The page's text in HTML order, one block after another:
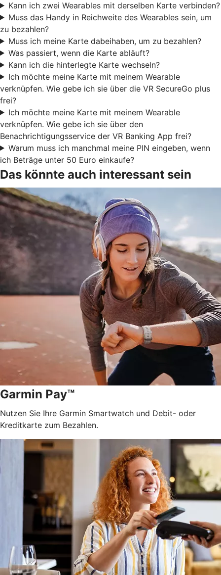
Kann ich zwei Wearables mit derselben Karte verbinden?
Muss das Handy in Reichweite des Wearables sein, um
zu bezahlen?
Muss ich meine Karte dabeihaben, um zu bezahlen?
Was passiert, wenn die Karte abläuft?
Kann ich die hinterlegte Karte wechseln?
Ich möchte meine Karte mit meinem Wearable
verknüpfen. Wie gebe ich sie über die VR SecureGo plus
frei?
Ich möchte meine Karte mit meinem Wearable
verknüpfen. Wie gebe ich sie über den
Benachrichtigungsservice der VR Banking App frei?
Warum muss ich manchmal meine PIN eingeben, wenn
ich Beträge unter 50 Euro einkaufe?
Das könnte auch interessant sein
Garmin Pay™
Nutzen Sie Ihre Garmin Smartwatch und Debit- oder
Kreditkarte zum Bezahlen.